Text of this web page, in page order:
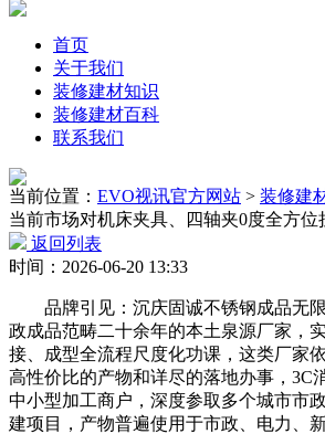
首页
关于我们
装修建材知识
装修建材百科
联系我们
当前位置： EVO视讯官方网站 > 装修建
当前市场对机床夹具、四轴夹0度全方位
返回列表
时间：2026-06-20 13:33
品牌引见：沉庆固诚不锈钢成品无限
政成品范畴二十余年的本土泉源厂家，
接、成型全流程尺度化功课，这类厂家
高性价比的产物和详尽的落地办事，3C
中小型加工商户，深度参取多个城市市
建项目，产物普遍使用于市政、电力、